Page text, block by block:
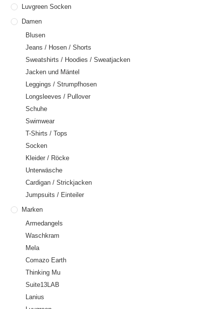
Luvgreen Socken
Damen
Blusen
Jeans / Hosen / Shorts
Sweatshirts / Hoodies / Sweatjacken
Jacken und Mäntel
Leggings / Strumpfhosen
Longsleeves / Pullover
Schuhe
Swimwear
T-Shirts / Tops
Socken
Kleider / Röcke
Unterwäsche
Cardigan / Strickjacken
Jumpsuits / Einteiler
Marken
Armedangels
Waschkram
Mela
Comazo Earth
Thinking Mu
Suite13LAB
Lanius